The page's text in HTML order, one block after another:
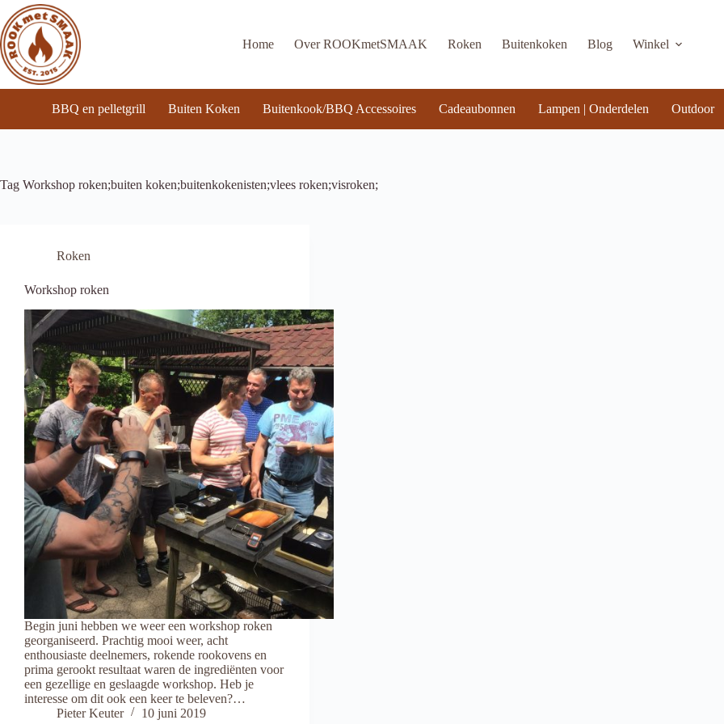
naar
de
inhoud
Home Over ROOKmetSMAAK Roken Buitenkoken Blog Winkel
BBQ en pelletgrill Buiten Koken Buitenkook/BBQ Accessoires Cadeaubonnen Lampen | Onderdelen Outdoor
Tag Workshop roken;buiten koken;buitenkokenisten;vlees roken;visroken;
Roken
Workshop roken
Begin juni hebben we weer een workshop roken
georganiseerd. Prachtig mooi weer, acht
enthousiaste deelnemers, rokende rookovens en
prima gerookt resultaat waren de ingrediënten voor
een gezellige en geslaagde workshop. Heb je
interesse om dit ook een keer te beleven?…
Pieter Keuter
10 juni 2019